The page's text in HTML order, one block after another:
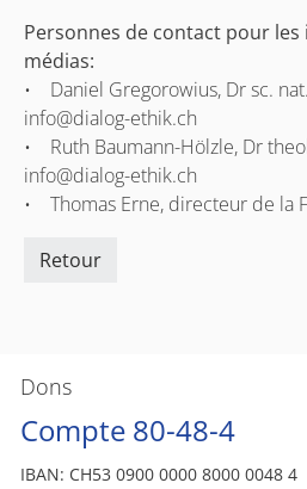
Dons
Compte 80-48-4
IBAN: CH53 0900 0000 8000 0048 4
Personnes de contact pour
médias:
• Daniel Gregorowius, Dr sc.
info@dialog-ethik.ch
• Ruth Baumann-Hölzle, Dr
info@dialog-ethik.ch
• Thomas Erne, directeur de la
Retour